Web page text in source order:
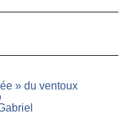
» du ventoux